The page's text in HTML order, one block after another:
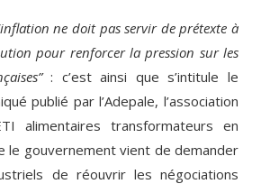
ne doit pas servir de prétexte à
pour renforcer la pression sur les
: c’est ainsi que s’intitule le
publié par l’Adepale, l’association
alimentaires transformateurs en
le gouvernement vient de demander
de réouvrir les négociations